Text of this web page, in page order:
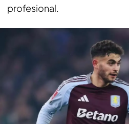
profesional.